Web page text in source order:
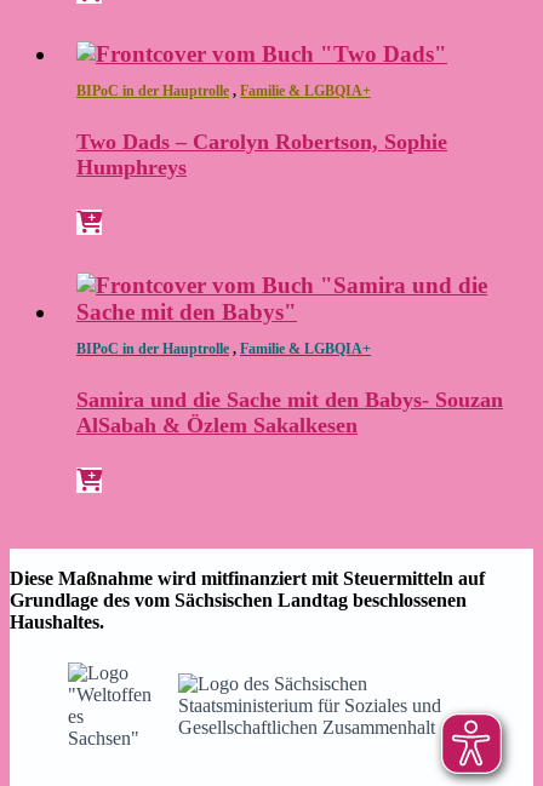
BIPoC in der Hauptrolle , Familie & LGBQIA+
Two Dads – Carolyn Robertson, Sophie
Humphreys
BIPoC in der Hauptrolle , Familie & LGBQIA+
Samira und die Sache mit den Babys- Souzan
AlSabah & Özlem Sakalkesen
Diese Maßnahme wird mitfinanziert mit Steuermitteln auf
Grundlage des vom Sächsischen Landtag beschlossenen
Haushaltes.